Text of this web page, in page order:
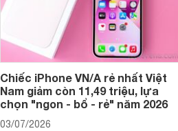
Chiếc iPhone VN/A rẻ nhất Việt
Nam giảm còn 11,49 triệu, lựa
chọn "ngon - bổ - rẻ" năm 2026
03/07/2026